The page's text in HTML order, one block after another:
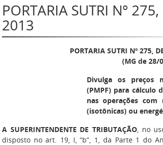
PORTARIA SUTRI Nº
2013
PORTARIA SUTRI Nº 275,
(MG de 28/
Divulga os preços
(PMPF) para cálculo
nas operações com
(isotônicas) ou
A SUPERINTENDENTE DE TRIBUTAÇÃO, no
disposto no art. 19, I, “b”, 1, da Parte 1 do